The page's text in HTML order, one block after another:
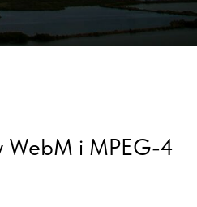
WebM i MPEG-4